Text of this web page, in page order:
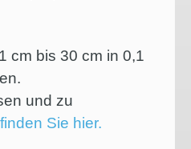
cm bis 30 cm in 0,1
und zu
Sie hier.